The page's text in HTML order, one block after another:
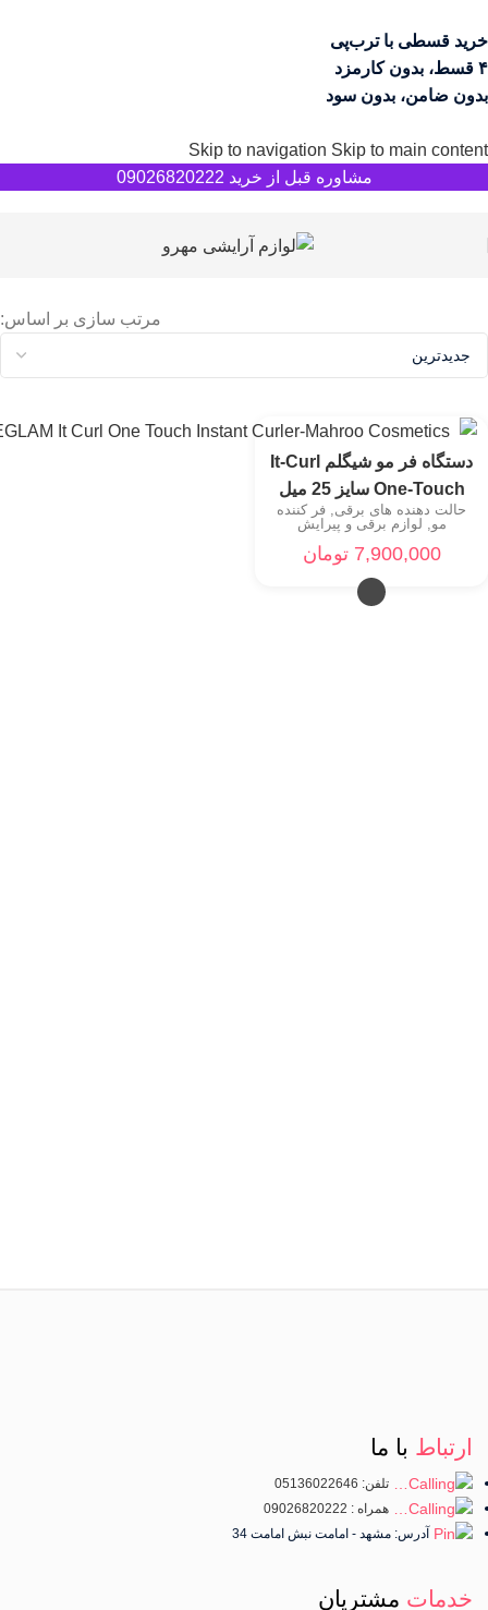
خرید قسطی با ترب‌پی
۴ قسط، بدون کارمزد
بدون ضامن، بدون سود
Skip to navigation Skip to main content
مشاوره قبل از خرید 09026820222
مرتب سازی بر اساس:
دستگاه فر مو شیگلم It-Curl
One-Touch سایز 25 میل
حالت دهنده های برقی, فر کننده
مو, لوازم برقی و پیرایش
7,900,000 تومان
ارتباط با ما
تلفن: 05136022646
همراه : 09026820222
آدرس: مشهد - امامت نبش امامت 34
خدمات مشتریان